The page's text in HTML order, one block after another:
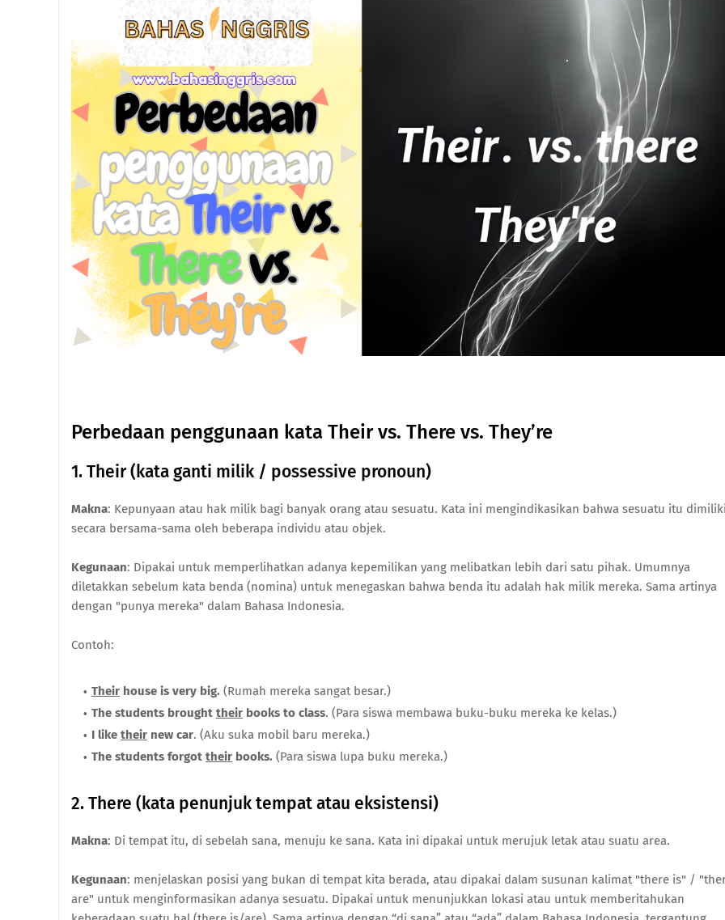
Perbedaan penggunaan kata Their vs. There vs. They’re
1. Their (kata ganti milik / possessive pronoun)
Makna: Kepunyaan atau hak milik bagi banyak orang atau sesuatu. Kata ini mengindikasikan bahwa sesuatu itu
secara bersama-sama oleh beberapa individu atau objek.
Kegunaan: Dipakai untuk memperlihatkan adanya kepemilikan yang melibatkan lebih dari satu pihak. Umumnya
diletakkan sebelum kata benda (nomina) untuk menegaskan bahwa benda itu adalah hak milik mereka. Sama artinya
dengan "punya mereka" dalam Bahasa Indonesia.
Contoh:
Their house is very big. (Rumah mereka sangat besar.)
The students brought their books to class. (Para siswa membawa buku-buku mereka ke kelas.)
I like their new car. (Aku suka mobil baru mereka.)
The students forgot their books. (Para siswa lupa buku mereka.)
2. There (kata penunjuk tempat atau eksistensi)
Makna: Di tempat itu, di sebelah sana, menuju ke sana. Kata ini dipakai untuk merujuk letak atau suatu area.
Kegunaan: menjelaskan posisi yang bukan di tempat kita berada, atau dipakai dalam susunan kalimat "there is" /
are" untuk menginformasikan adanya sesuatu. Dipakai untuk menunjukkan lokasi atau untuk memberitahukan